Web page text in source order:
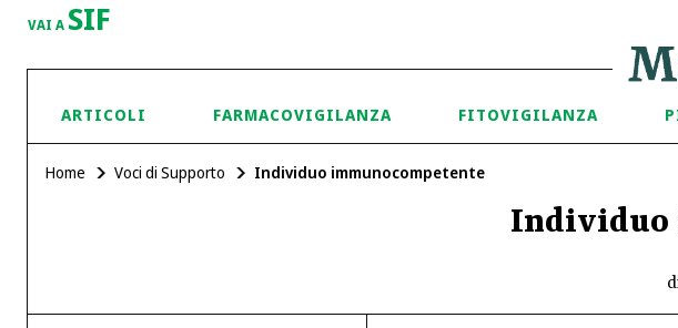
VAI A SIF
ARTICOLI FARMACOVIGILANZA FITOVIGILANZA
Home Voci di Supporto Individuo immunocompetente
Individuo